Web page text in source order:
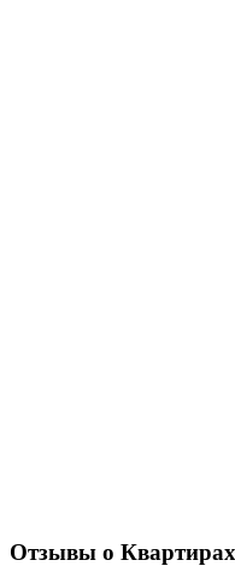
Отзывы о Квартирах